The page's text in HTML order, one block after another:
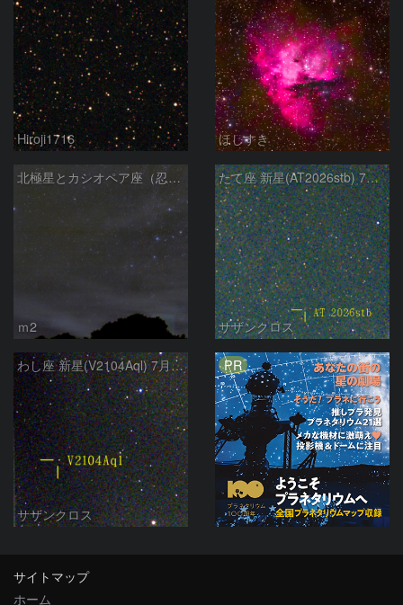
Hiroji1716 ほしすき
北極星とカシオペア座（忍び寄る秋）
ｍ2
たて座 新星(AT2026stb) 7月14日 Seestar50
サザンクロス
わし座 新星(V2104Aql) 7月9日 Seestar50
サザンクロス
PR
サイトマップ
ホーム